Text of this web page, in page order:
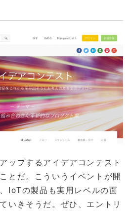
ップするアイデアコンテスト
とだ。こういうイベントが開
IoTの製品も実用レベルの面
いきそうだ。ぜひ、エントリ